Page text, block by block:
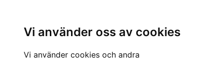
Vi använder oss av cookies
Vi använder cookies och andra
Väskor